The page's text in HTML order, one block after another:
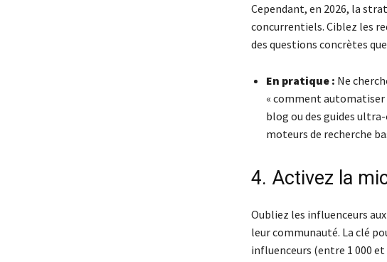
Cependant, en 2026, la
concurrentiels. Ciblez les
des questions concrètes
En pratique : Ne
« comment automatiser
blog ou des guides
moteurs de recherche
4. Activez la
Oubliez les influenceurs
leur communauté. La clé
influenceurs (entre 1 000 et